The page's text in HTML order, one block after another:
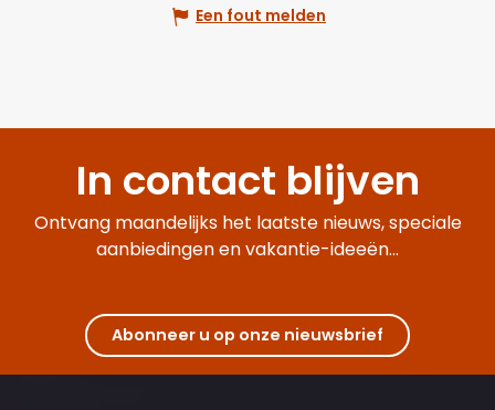
Een fout melden
In contact blijven
Ontvang maandelijks het laatste nieuws, speciale
aanbiedingen en vakantie-ideeën...
Abonneer u op onze nieuwsbrief